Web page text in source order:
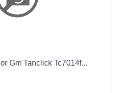
Gm Tanclick Tc7014f...